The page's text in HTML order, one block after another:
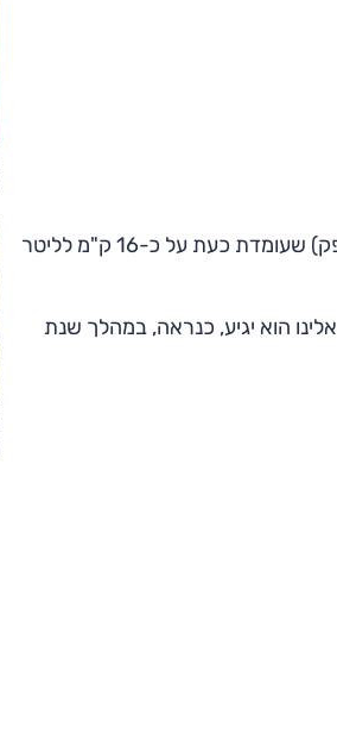
מנוע ה-2.0 ליטר המוכר עבר עדכון שמטרתו שיפור נתון צריכת הדלק (ללא שינוי בהספק) שעומדת כעת על כ-16 ק"מ לליטר
יוצג בתערוכת טוקיו הקרובה שתפתח את שעריה ב-28.10. אלינו הוא יגיע, כנראה, במהלך שנת